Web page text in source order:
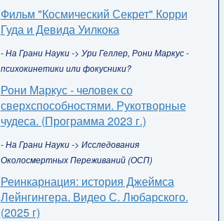
Фильм "Космический Секрет" Корри
Гуда и Девида Уилкока
- На Грани Науки -> Ури Геллер, Рони Маркус -
психокинетики или фокусники?
Рони Маркус - человек со
сверхспособностями. Рукотворные
чудеса. (Программа 2023 г.)
- На Грани Науки -> Исследования
Околосмертных Переживаний (ОСП)
Реинкарнация: история Джеймса
Лейнгингера. Видео С. Любарского.
(2025 г)